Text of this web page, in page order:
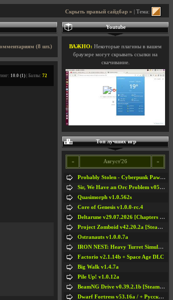
Скрыть правый сайдбар » | Тема:
(8 шт.)
10.0 (1) | Баллы: 72
Youtube
ВАЖНО: Некоторые плагины в вашем
браузере могут скрывать ссылки на
скачивание.
Топ лучших игр
« Август'26 »
Probably Stolen - Cyberpunk Pawnshop Simulator v048c [Playtest]
Sir, We Have an Orc Problem v05.08.2026
Quasimorph v1.0.562s
Core of Genesis v1.0.0-rc.4
Deltarune v29.07.2026 [Chapters 1-5] / + RUS [Chapters 1-5]
Project Zomboid v42.20.2a [Steam Early Access]
Ostranauts v1.0.0.7a
IRON NEST: Heavy Turret Simulator v1.0a
Factorio v2.1.14b + Space Age DLC
Big Walk v1.4.7a
Pile Up! v1.0.12a
BeamNG Drive v0.39.2.1b [Steam Early Access]
Dwarf Fortress v53.16a / + Русская Версия v50.12a